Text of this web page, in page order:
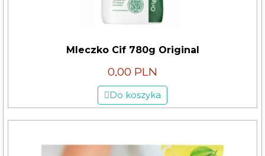
Mleczko Cif 780g Original
0,00 PLN
Do koszyka